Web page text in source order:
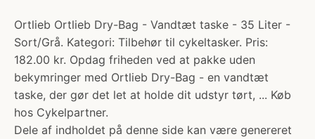
Ortlieb Ortlieb Dry-Bag - Vandtæt taske - 35 Liter -
Sort/Grå. Kategori: Tilbehør til cykeltasker. Pris:
182.00 kr. Opdag friheden ved at pakke uden
bekymringer med Ortlieb Dry-Bag - en vandtæt
taske, der gør det let at holde dit udstyr tørt, ... Køb
hos Cykelpartner.
Dele af indholdet på denne side kan være genereret